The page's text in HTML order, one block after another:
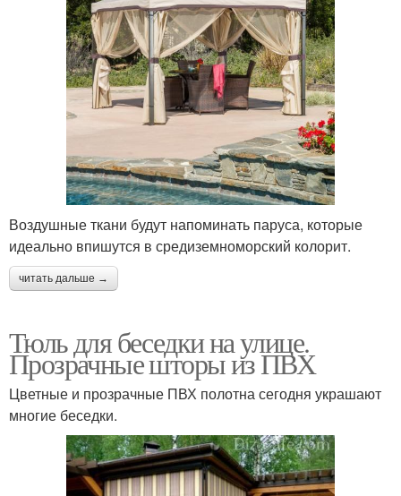
Воздушные ткани будут напоминать паруса, которые
идеально впишутся в средиземноморский колорит.
читать дальше →
Тюль для беседки на улице.
Прозрачные шторы из ПВХ
Цветные и прозрачные ПВХ полотна сегодня украшают
многие беседки.